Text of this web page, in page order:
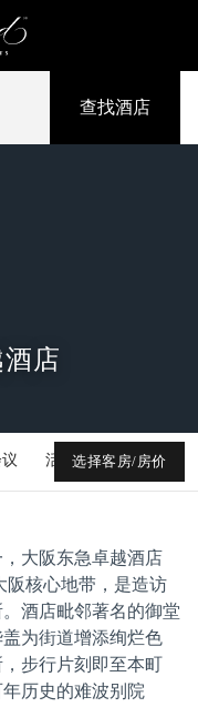
查找酒店
店
活动 媒体库
选择客房/房价
大阪东急卓越酒店
阪核心地带，是造访
酒店毗邻著名的御堂
为街道增添绚烂色
步行片刻即至本町
历史的难波别院